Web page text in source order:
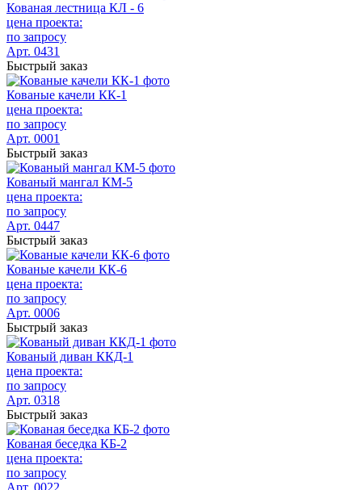
Кованая лестница КЛ - 6
цена проекта:
по запросу
Арт. 0431
Быстрый заказ
Кованые качели КК-1
цена проекта:
по запросу
Арт. 0001
Быстрый заказ
Кованый мангал КМ-5
цена проекта:
по запросу
Арт. 0447
Быстрый заказ
Кованые качели КК-6
цена проекта:
по запросу
Арт. 0006
Быстрый заказ
Кованый диван ККД-1
цена проекта:
по запросу
Арт. 0318
Быстрый заказ
Кованая беседка КБ-2
цена проекта:
по запросу